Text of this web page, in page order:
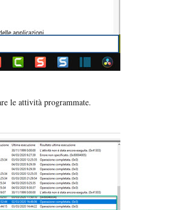
le attività programmate.